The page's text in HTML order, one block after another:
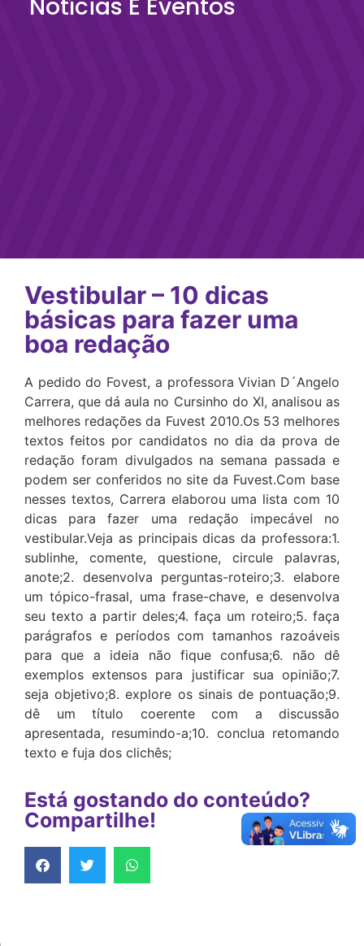
Notícias E Eventos
Vestibular – 10 dicas
básicas para fazer uma
boa redação
A pedido do Fovest, a professora Vivian D´Angelo
Carrera, que dá aula no Cursinho do XI, analisou as
melhores redações da Fuvest 2010.Os 53 melhores
textos feitos por candidatos no dia da prova de
redação foram divulgados na semana passada e
podem ser conferidos no site da Fuvest.Com base
nesses textos, Carrera elaborou uma lista com 10
dicas para fazer uma redação impecável no
vestibular.Veja as principais dicas da professora:1.
sublinhe, comente, questione, circule palavras,
anote;2. desenvolva perguntas-roteiro;3. elabore
um tópico-frasal, uma frase-chave, e desenvolva
seu texto a partir deles;4. faça um roteiro;5. faça
parágrafos e períodos com tamanhos razoáveis
para que a ideia não fique confusa;6. não dê
exemplos extensos para justificar sua opinião;7.
seja objetivo;8. explore os sinais de pontuação;9.
dê um título coerente com a discussão
apresentada, resumindo-a;10. conclua retomando
texto e fuja dos clichês;
Está gostando do conteúdo?
Compartilhe!